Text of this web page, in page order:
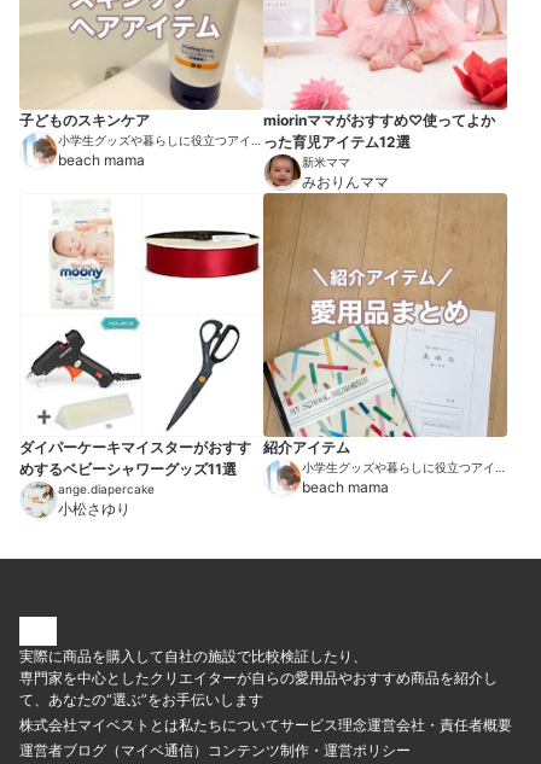
子どものスキンケア
小学生グッズや暮らしに役立つアイテ
ムを紹介
beach mama
miorinママがおすすめ♡使ってよか
った育児アイテム12選
新米ママ
みおりんママ
ダイパーケーキマイスターがおすす
めするベビーシャワーグッズ11選
ange.diapercake
小松さゆり
紹介アイテム
小学生グッズや暮らしに役立つアイテ
ムを紹介
beach mama
実際に商品を購入して自社の施設で比較検証したり、
専門家を中心としたクリエイターが自らの愛用品やおすすめ商品を紹介し
て、あなたの“選ぶ”をお手伝いします
株式会社マイベストとは私たちについてサービス理念運営会社・責任者概要
運営者ブログ（マイベ通信） コンテンツ制作・運営ポリシー